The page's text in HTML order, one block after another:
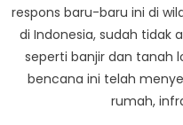
respons baru-baru ini di
di Indonesia, sudah tidak
seperti banjir dan tanah
bencana ini telah
rumah,